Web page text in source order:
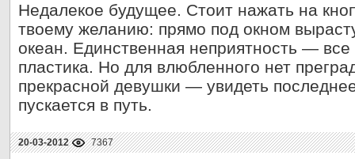
Недалекое будущее. Стоит нажать на
твоему желанию: прямо под окном
океан. Единственная неприятность — все
пластика. Но для влюбленного нет
прекрасной девушки — увидеть
пускается в путь.
20-03-2012 7367